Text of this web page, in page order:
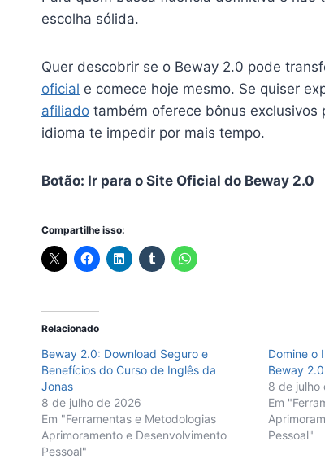
escolha sólida.
Quer descobrir se o Beway 2.0 pode
oficial e comece hoje mesmo. Se quiser
afiliado também oferece bônus exclusivos
idioma te impedir por mais tempo.
Botão: Ir para o Site Oficial do Beway 2.0
Compartilhe isso:
Relacionado
Beway 2.0: Download Seguro e
Benefícios do Curso de Inglês da
Jonas
8 de julho de 2026
Em "Ferramentas e Metodologias
Aprimoramento e Desenvolvimento
Pessoal"
Domine o
Beway
8 de julho
Em
Pessoal"